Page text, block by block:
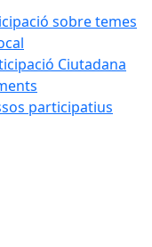
sobre temes
Ciutadana
participatius